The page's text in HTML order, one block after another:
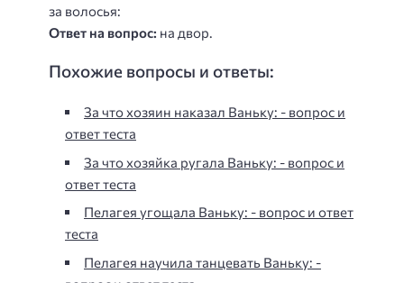
за волосья:
Ответ на вопрос: на двор.
Похожие вопросы и ответы:
За что хозяин наказал Ваньку: - вопрос и
ответ теста
За что хозяйка ругала Ваньку: - вопрос и
ответ теста
Пелагея угощала Ваньку: - вопрос и ответ
теста
Пелагея научила танцевать Ваньку: -